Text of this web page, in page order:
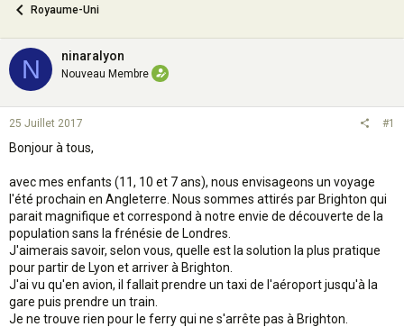
Royaume-Uni
N ninaralyon
Nouveau Membre
25 Juillet 2017 #1
Bonjour à tous,
avec mes enfants (11, 10 et 7 ans), nous envisageons un voyage
l'été prochain en Angleterre. Nous sommes attirés par Brighton qui
parait magnifique et correspond à notre envie de découverte de la
population sans la frénésie de Londres.
J'aimerais savoir, selon vous, quelle est la solution la plus pratique
pour partir de Lyon et arriver à Brighton.
J'ai vu qu'en avion, il fallait prendre un taxi de l'aéroport jusqu'à la
gare puis prendre un train.
Je ne trouve rien pour le ferry qui ne s'arrête pas à Brighton.